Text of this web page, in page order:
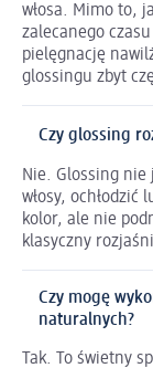
włosa. Mimo to,
zalecanego
pielęgnację
glossingu zbyt
Czy glossing
Nie. Glossing
włosy,
kolor, ale nie
klasyczny
Czy mogę
naturalnych?
Tak. To świetny